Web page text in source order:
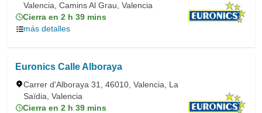
Valencia, Camins Al Grau, Valencia
Cierra en 2 h 39 mins
más detalles
Euronics Calle Alboraya
Carrer d'Alboraya 31, 46010, Valencia, La
Saïdia, Valencia
Cierra en 2 h 39 mins